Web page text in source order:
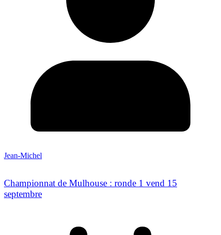
Jean-Michel
Championnat de Mulhouse : ronde 1 vend 15
septembre